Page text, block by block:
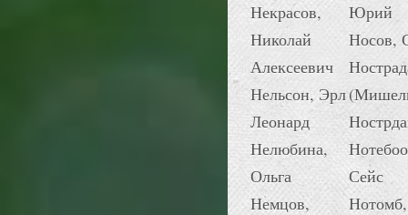
Некрасов,
Николай
Алексеевич
Нельсон, Эрл
Леонард
Нелюбина,
Ольга
Немцов,
Юрий
Носов,
Сейс